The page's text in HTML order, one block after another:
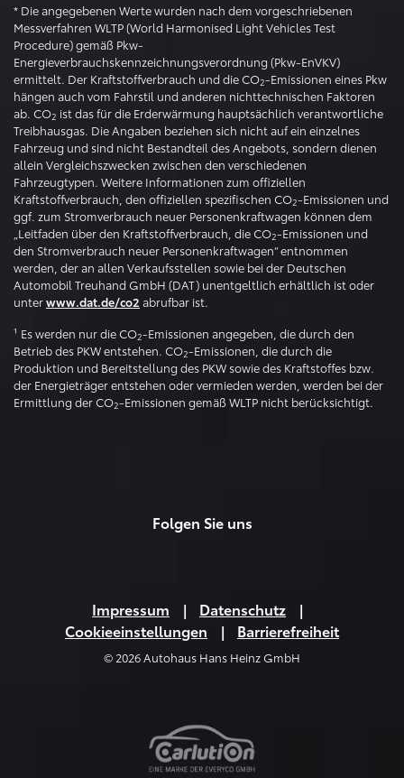
* Die angegebenen Werte wurden nach dem vorgeschriebenen
Messverfahren WLTP (World Harmonised Light Vehicles Test
Procedure) gemäß Pkw-
Energieverbrauchskennzeichnungsverordnung (Pkw-EnVKV)
ermittelt. Der Kraftstoffverbrauch und die CO2-Emissionen eines Pkw
hängen auch vom Fahrstil und anderen nichttechnischen Faktoren
ab. CO2 ist das für die Erderwärmung hauptsächlich verantwortliche
Treibhausgas. Die Angaben beziehen sich nicht auf ein einzelnes
Fahrzeug und sind nicht Bestandteil des Angebots, sondern dienen
allein Vergleichszwecken zwischen den verschiedenen
Fahrzeugtypen. Weitere Informationen zum offiziellen
Kraftstoffverbrauch, den offiziellen spezifischen CO2-Emissionen und
ggf. zum Stromverbrauch neuer Personenkraftwagen können dem
„Leitfaden über den Kraftstoffverbrauch, die CO2-Emissionen und
den Stromverbrauch neuer Personenkraftwagen“ entnommen
werden, der an allen Verkaufsstellen sowie bei der Deutschen
Automobil Treuhand GmbH (DAT) unentgeltlich erhältlich ist oder
unterwww.dat.de/co2 abrufbar ist.
¹ Es werden nur die CO2-Emissionen angegeben, die durch den
Betrieb des PKW entstehen. CO2-Emissionen, die durch die
Produktion und Bereitstellung des PKW sowie des Kraftstoffes bzw.
der Energieträger entstehen oder vermieden werden, werden bei der
Ermittlung der CO2-Emissionen gemäß WLTP nicht berücksichtigt.
Folgen Sie uns
Impressum
Datenschutz
Cookieeinstellungen
Barrierefreiheit
© 2026 Autohaus Hans Heinz GmbH